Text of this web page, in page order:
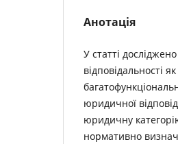
Анотація
У статті
відповідальності
юридичної
юридичну
нормативно